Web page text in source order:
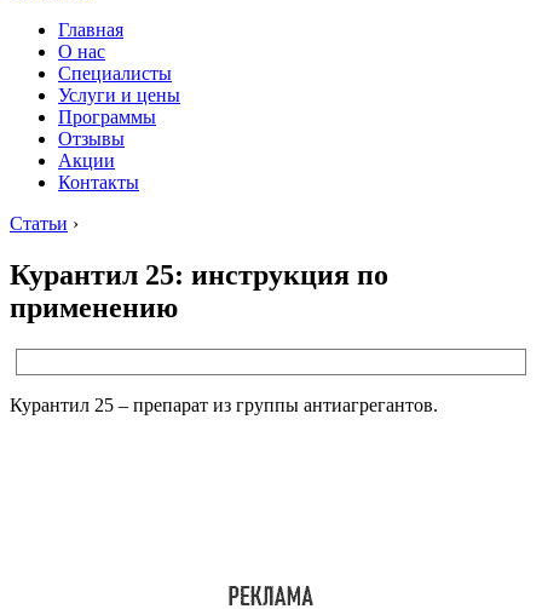
Главная
О нас
Cпециалисты
Услуги и цены
Программы
Отзывы
Акции
Контакты
Статьи ›
Курантил 25: инструкция по
применению
Курантил 25 – препарат из группы антиагрегантов.